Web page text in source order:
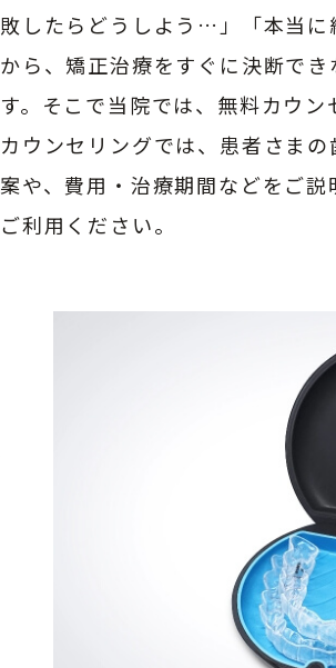
敗したらどうしよう…」「本当
から、矯正治療をすぐに決断で
す。そこで当院では、無料カウン
カウンセリングでは、患者さま
案や、費用・治療期間などをご
ご利用ください。